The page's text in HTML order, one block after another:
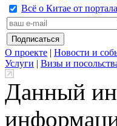
Всё о Китае от
О проекте | Новости и
Услуги | Визы и
Данный